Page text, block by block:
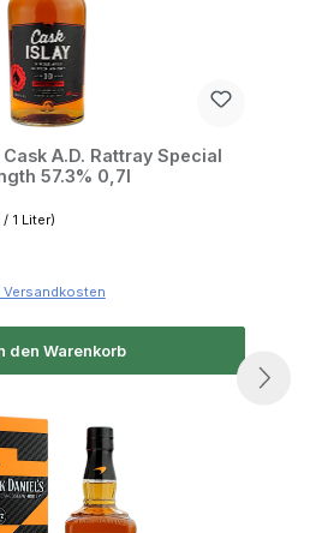
A.D. Rattray Special
57.3% 0,7l
/ 1 Liter)
Versandkosten
den Warenkorb